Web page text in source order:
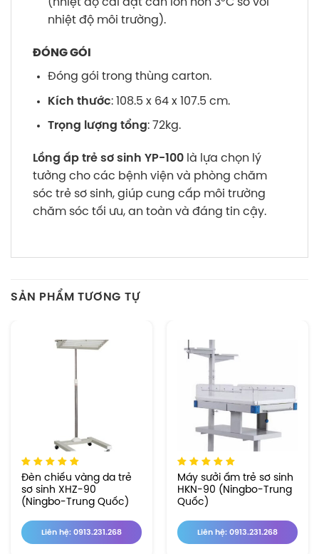
(nhiệt độ cài đặt cần lớn hơn 3°C so với
nhiệt độ môi trường).
ĐÓNG GÓI
Đóng gói trong thùng carton.
Kích thước: 108.5 x 64 x 107.5 cm.
Trọng lượng tổng: 72kg.
Lồng ấp trẻ sơ sinh YP-100 là lựa chọn lý
tưởng cho các bệnh viện và phòng chăm
sóc trẻ sơ sinh, giúp cung cấp môi trường
chăm sóc tối ưu, an toàn và đáng tin cậy.
SẢN PHẨM TƯƠNG TỰ
Đèn chiếu vàng da trẻ
sơ sinh XHZ-90
(Ningbo-Trung Quốc)
Liên hệ: 0913.231.268
Máy sưởi ấm trẻ sơ sinh
HKN-90 (Ningbo-Trung
Quốc)
Liên hệ: 0913.231.268